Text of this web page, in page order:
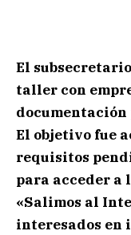
El
taller con
El objetivo fue
requisitos
para acceder a
«Salimos al
interesados en